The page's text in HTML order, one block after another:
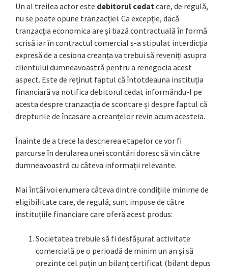
Un al treilea actor este debitorul cedat care, de regulă,
nu se poate opune tranzacției. Ca excepție, dacă
tranzacția economica are și bază contractuală în formă
scrisă iar în contractul comercial s-a stipulat interdicția
expresă de a cesiona creanța va trebui să reveniți asupra
clientului dumneavoastră pentru a renegocia acest
aspect. Este de reținut faptul că întotdeauna instituția
financiară va notifica debitorul cedat informându-l pe
acesta despre tranzacția de scontare și despre faptul că
drepturile de încasare a creanțelor revin acum acesteia.
Înainte de a trece la descrierea etapelor ce vor fi
parcurse în derularea unei scontări doresc să vin către
dumneavoastră cu câteva informații relevante.
Mai întâi voi enumera câteva dintre condițiile minime de
eligibilitate care, de regulă, sunt impuse de către
instituțiile financiare care oferă acest produs:
Societatea trebuie să fi desfășurat activitate
comercială pe o perioadă de minim un an și să
prezinte cel puțin un bilanț certificat (bilant depus